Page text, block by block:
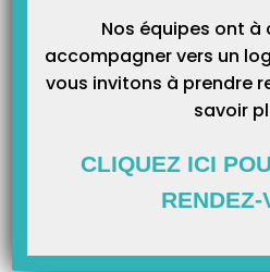
Nos équipes ont
accompagner vers un
vous invitons à prendre
savoir
CLIQUEZ ICI
RENDEZ-